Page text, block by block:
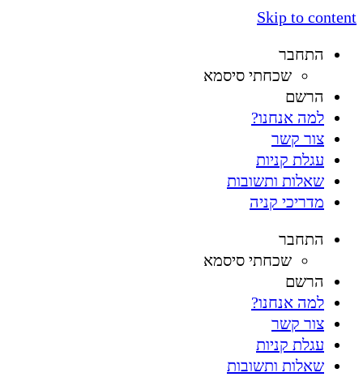
Skip to content
התחבר
שכחתי סיסמא
הרשם
למה אנחנו?
צור קשר
עגלת קניות
שאלות ותשובות
מדריכי קניה
התחבר
שכחתי סיסמא
הרשם
למה אנחנו?
צור קשר
עגלת קניות
שאלות ותשובות